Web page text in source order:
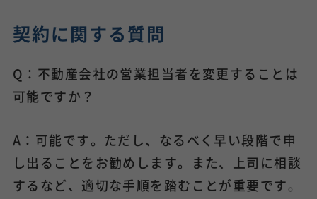
契約に関する質問
Q：不動産会社の営業担当者を変更することは
可能ですか？
A：可能です。ただし、なるべく早い段階で申
し出ることをお勧めします。また、上司に相談
するなど、適切な手順を踏むことが重要です。